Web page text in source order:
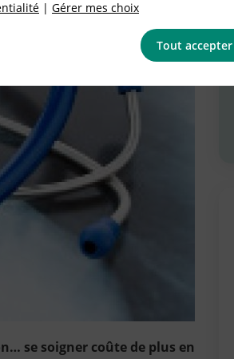
se soigner coûte de plus en
| Gérer mes choix
Tout